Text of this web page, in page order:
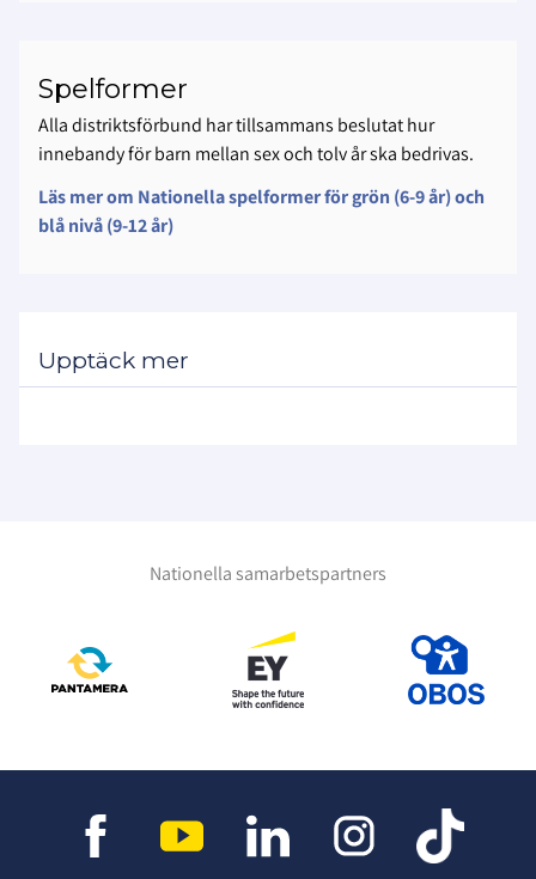
Spelformer
Alla distriktsförbund har tillsammans beslutat hur
innebandy för barn mellan sex och tolv år ska bedrivas.
Läs mer om Nationella spelformer för grön (6-9 år) och
blå nivå (9-12 år)
Upptäck mer
Nationella samarbetspartners